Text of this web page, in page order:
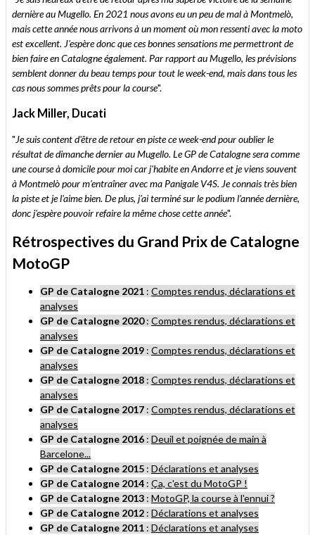
dernière au Mugello. En 2021 nous avons eu un peu de mal à Montmelò,
mais cette année nous arrivons à un moment où mon ressenti avec la moto
est excellent. J'espère donc que ces bonnes sensations me permettront de
bien faire en Catalogne également. Par rapport au Mugello, les prévisions
semblent donner du beau temps pour tout le week-end, mais dans tous les
cas nous sommes prêts pour la course".
Jack Miller, Ducati
"Je suis content d'être de retour en piste ce week-end pour oublier le
résultat de dimanche dernier au Mugello. Le GP de Catalogne sera comme
une course à domicile pour moi car j'habite en Andorre et je viens souvent
à Montmelò pour m'entraîner avec ma Panigale V4S. Je connais très bien
la piste et je l'aime bien. De plus, j'ai terminé sur le podium l'année dernière,
donc j'espère pouvoir refaire la même chose cette année".
Rétrospectives du Grand Prix de Catalogne
MotoGP
GP de Catalogne 2021 : Comptes rendus, déclarations et
analyses
GP de Catalogne 2020: Comptes rendus, déclarations et
analyses
GP de Catalogne 2019 : Comptes rendus, déclarations et
analyses
GP de Catalogne 2018 : Comptes rendus, déclarations et
analyses
GP de Catalogne 2017 : Comptes rendus, déclarations et
analyses
GP de Catalogne 2016 : Deuil et poignée de main à
Barcelone...
GP de Catalogne 2015 : Déclarations et analyses
GP de Catalogne 2014 : Ça, c'est du MotoGP !
GP de Catalogne 2013 : MotoGP, la course à l'ennui ?
GP de Catalogne 2012 : Déclarations et analyses
GP de Catalogne 2011 : Déclarations et analyses